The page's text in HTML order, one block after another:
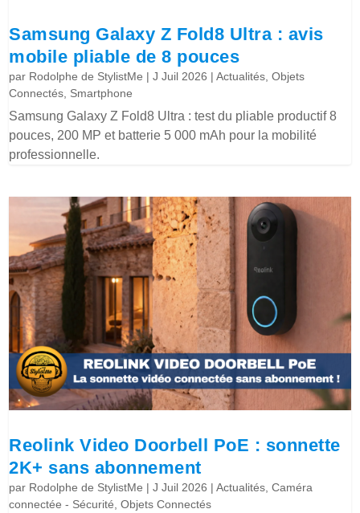
Samsung Galaxy Z Fold8 Ultra : avis
mobile pliable de 8 pouces
par Rodolphe de StylistMe |J Juil 2026 |Actualités ,Objets
Connectés Smartphone
Samsung Galaxy Z Fold8 Ultra : test du pliable productif 8
pouces, 200 MP et batterie 5 000 mAh pour la mobilité
professionnelle.
Reolink Video Doorbell PoE : sonnette
2K+ sans abonnement
par Rodolphe de StylistMe |J Juil 2026 |Actualités ,Caméra
connectée - Sécurité ,Objets Connectés